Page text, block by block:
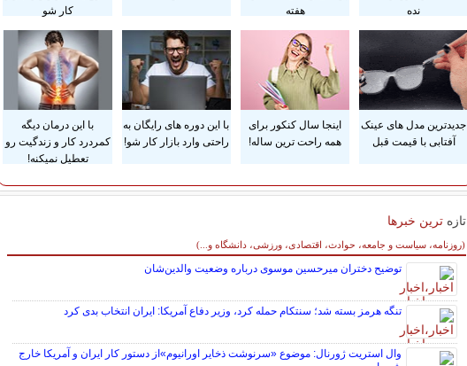
نده
هفته
کار شو
جدیدترین مدل های عینک
آفتابی با قیمت قبل
اینجا سال کنکور برای
همه راحت ترین ساله!
با این دوره های رایگان به
راحتی وارد بازار کار شو!
با این درمان دیگه
کمردرد کار و زندگیت رو
تعطیل نمیکنه!
تازه ترین خبرها
(روزنامه، سیاست و جامعه، حوادث، اقتصادی، ورزشی، دانشگاه و...)
سایر خبرهای داغ
توضیح دختران میرحسین موسوی درباره وضعیت والدین‌شان
تنگه هرمز بسته شد؛ سنتکام حمله کرد، وزیر دفاع آمریکا: ایران انتخاب بدی کرد
وال استریت ژورنال: موضوع «سرنوشت ذخایر اورانیوم»از دستور کار ایران و آمریکا خارج